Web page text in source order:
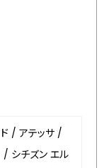
/ アテッサ /
/ シチズン エル